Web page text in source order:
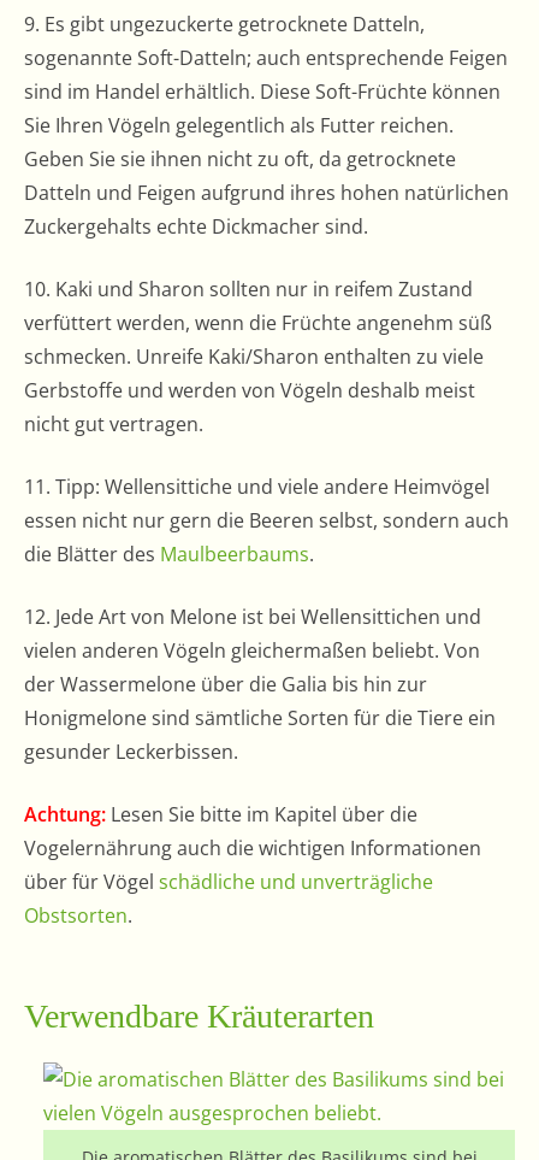
9. Es gibt ungezuckerte getrocknete Datteln,
sogenannte Soft-Datteln; auch entsprechende Feigen
sind im Handel erhältlich. Diese Soft-Früchte können
Sie Ihren Vögeln gelegentlich als Futter reichen.
Geben Sie sie ihnen nicht zu oft, da getrocknete
Datteln und Feigen aufgrund ihres hohen natürlichen
Zuckergehalts echte Dickmacher sind.
10. Kaki und Sharon sollten nur in reifem Zustand
verfüttert werden, wenn die Früchte angenehm süß
schmecken. Unreife Kaki/Sharon enthalten zu viele
Gerbstoffe und werden von Vögeln deshalb meist
nicht gut vertragen.
11. Tipp: Wellensittiche und viele andere Heimvögel
essen nicht nur gern die Beeren selbst, sondern auch
die Blätter des Maulbeerbaums.
12. Jede Art von Melone ist bei Wellensittichen und
vielen anderen Vögeln gleichermaßen beliebt. Von
der Wassermelone über die Galia bis hin zur
Honigmelone sind sämtliche Sorten für die Tiere ein
gesunder Leckerbissen.
Achtung: Lesen Sie bitte im Kapitel über die
Vogelernährung auch die wichtigen Informationen
über für Vögel schädliche und unverträgliche
Obstsorten.
Verwendbare Kräuterarten